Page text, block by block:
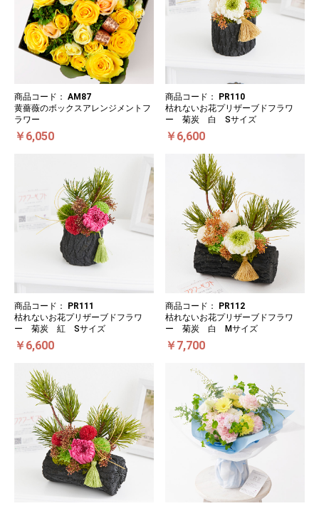
商品コード： AM87
黄薔薇のボックスアレンジメントフ
ラワー
￥6,050
商品コード：
PR110
枯れないお花プリザーブドフラワ
ー 菊炭 白 Sサイズ
￥6,600
商品コード：
PR111
枯れないお花プリザーブドフラワ
ー 菊炭 紅 Sサイズ
￥6,600
商品コード：
PR112
枯れないお花プリザーブドフラワ
ー 菊炭 白 Mサイズ
￥7,700